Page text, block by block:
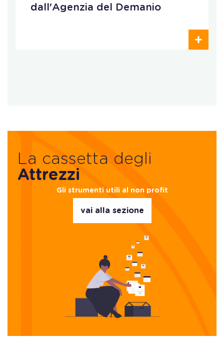
dall'Agenzia del Demanio
La cassetta degli
Attrezzi
Gli strumenti utili al non profit
vai alla sezione